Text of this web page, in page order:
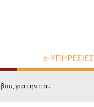
e-ΥΠΗΡΕΣΙΕΣ
για την πα...